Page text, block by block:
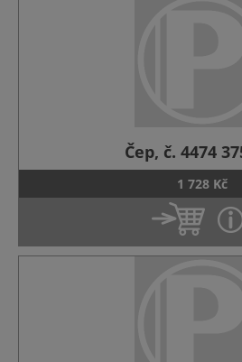
Čep, č. 4474
1 728 Kč